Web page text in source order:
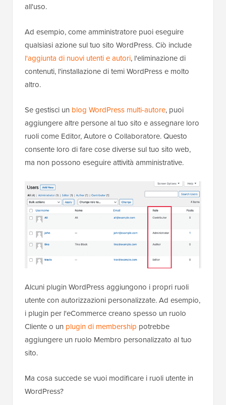
all'uso.
Ad esempio, come amministratore puoi eseguire
qualsiasi azione sul tuo sito WordPress. Ciò include
l'aggiunta di nuovi utenti e autori, l'eliminazione di
contenuti, l'installazione di temi WordPress e molto
altro.
Se gestisci un blog WordPress multi-autore, puoi
aggiungere altre persone al tuo sito e assegnare loro
ruoli come Editor, Autore o Collaboratore. Questo
consente loro di fare cose diverse sul tuo sito web,
ma non possono eseguire attività amministrative.
Alcuni plugin WordPress aggiungono i propri ruoli
utente con autorizzazioni personalizzate. Ad esempio,
i plugin per l'eCommerce creano spesso un ruolo
Cliente o un plugin di membership potrebbe
aggiungere un ruolo Membro personalizzato al tuo
sito.
Ma cosa succede se vuoi modificare i ruoli utente in
WordPress?